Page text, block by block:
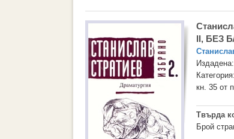
II, БЕЗ
Категория:
кн. 35 от
Твърда
Брой